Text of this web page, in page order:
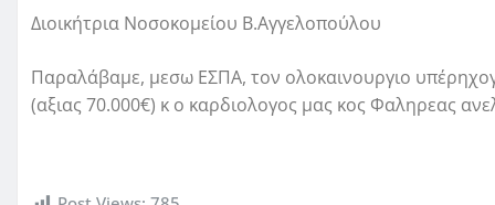
Διοικήτρια Νοσοκομείου Β.Αγγελοπούλου
Παραλάβαμε, μεσω ΕΣΠΑ, τον ολοκαινουργιο
(αξιας 70.000€) κ ο καρδιολογος μας κος Φαληρεας